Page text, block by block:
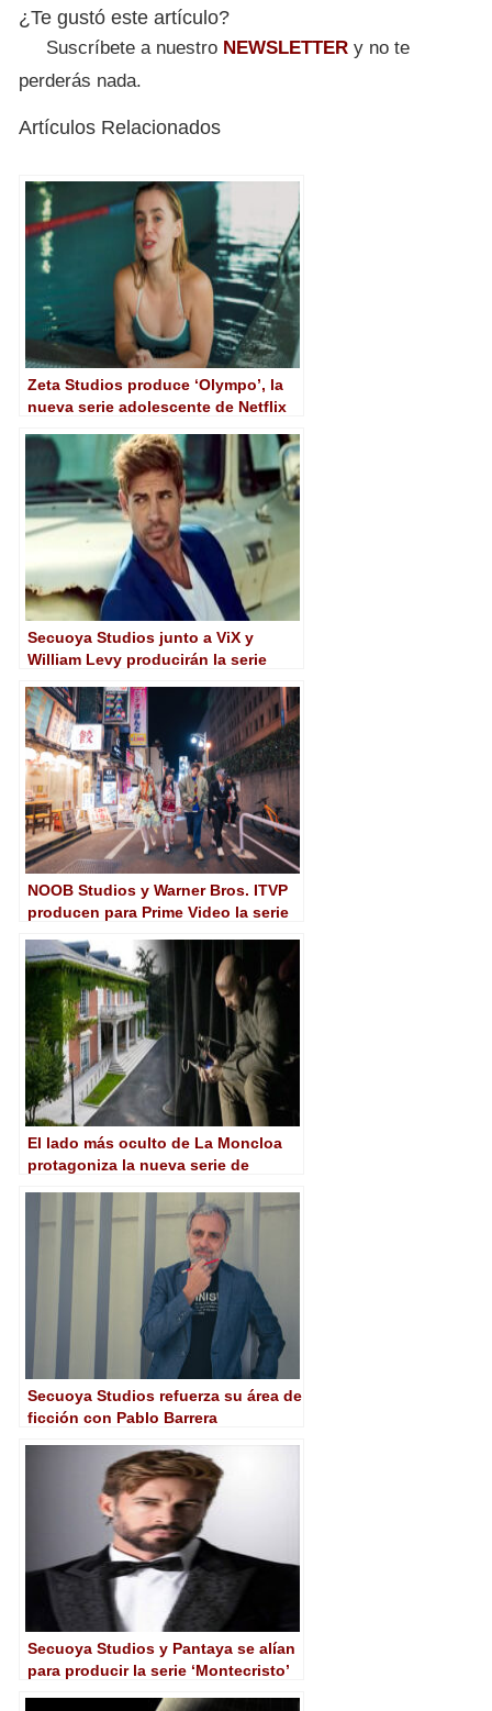
¿Te gustó este artículo?
Suscríbete a nuestro NEWSLETTER y no te
perderás nada.
Artículos Relacionados
Zeta Studios produce ‘Olympo’, la
nueva serie adolescente de Netflix
Secuoya Studios junto a ViX y
William Levy producirán la serie
volcán’
NOOB Studios y Warner Bros. ITVP
producen para Prime Video la serie
El lado más oculto de La Moncloa
protagoniza la nueva serie de
Secuoya Studios refuerza su área de
ficción con Pablo Barrera
Secuoya Studios y Pantaya se alían
para producir la serie ‘Montecristo’